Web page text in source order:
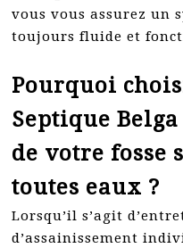
vous vous assurez un
toujours fluide et
Pourquoi
Septique
de votre fosse
toutes eaux ?
Lorsqu’il s’agit
d’assainissement